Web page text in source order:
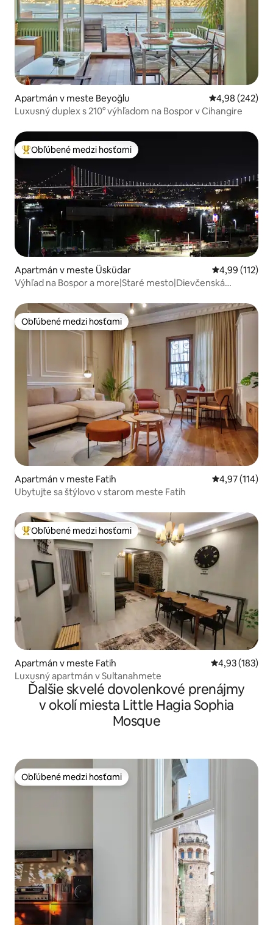
Apartmán v meste Beyoğlu Priemerné
4,98 (242)
Luxusný duplex s 210° výhľadom na Bospor v Cihangire
Najobľúbenejšie medzi hosťami
Obľúbené medzi hosťami
Apartmán v meste Üsküdar Priemerné
4,99 (112)
Výhľad na Bospor a more|Staré mesto|Dievčenská
Obľúbené medzi hosťami
Obľúbené medzi hosťami
Apartmán v meste Fatih Priemerné
4,97 (114)
Ubytujte sa štýlovo v starom meste Fatih
Najobľúbenejšie medzi hosťami
Obľúbené medzi hosťami
Apartmán v meste Fatih Priemerné
4,93 (183)
Luxusný apartmán v Sultanahmete
Ďalšie skvelé dovolenkové prenájmy
v okolí miesta Little Hagia Sophia
Mosque
Obľúbené medzi hosťami
Obľúbené medzi hosťami